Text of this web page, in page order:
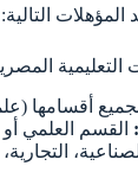
التالية:
التعليمية
أقسامها
القسم العلمي أو